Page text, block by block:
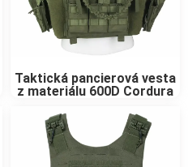
Taktická pancierová vesta
z materiálu 600D Cordura